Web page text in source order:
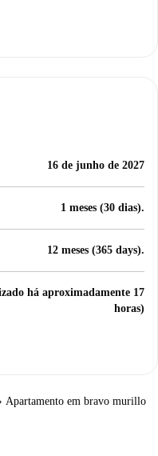
16 de junho de 2027
1 meses (30 dias).
12 meses (365 days).
há aproximadamente 17
horas)
› Apartamento em bravo murillo